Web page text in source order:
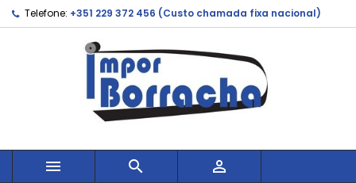
Telefone: +351 229 372 456 (Custo chamada fixa nacional)
  